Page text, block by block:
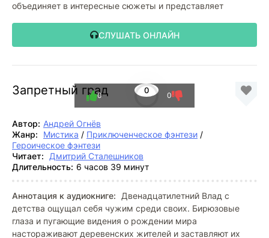
объединяет в интересные сюжеты и представляет
СЛУШАТЬ ОНЛАЙН
Запретный град 0
0 0
Автор: Андрей Огнёв
Жанр:
Мистика / Приключенческое фэнтези /
Героическое фэнтези
Читает:
Дмитрий Сталешников
Длительность: 6 часов 39 минут
Аннотация к аудиокниге:
Двенадцатилетний Влад с
детства ощущал себя чужим среди своих. Бирюзовые
глаза и пугающие видения о рождении мира
настораживают деревенских жителей и заставляют их